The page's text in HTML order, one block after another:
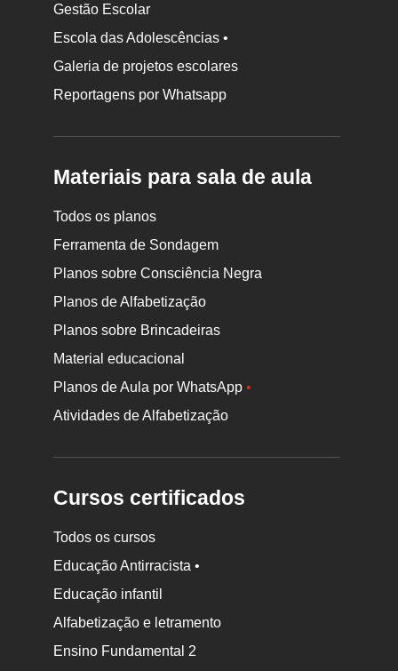
Gestão Escolar
Escola das Adolescências •
Galeria de projetos escolares
Reportagens por Whatsapp
Materiais para sala de aula
Todos os planos
Ferramenta de Sondagem
Planos sobre Consciência Negra
Planos de Alfabetização
Planos sobre Brincadeiras
Material educacional
Planos de Aula por WhatsApp•
Atividades de Alfabetização
Cursos certificados
Todos os cursos
Educação Antirracista •
Educação infantil
Alfabetização e letramento
Ensino Fundamental 2